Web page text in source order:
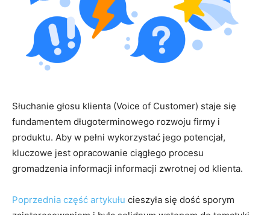
Słuchanie głosu klienta (Voice of Customer) staje się
fundamentem długoterminowego rozwoju firmy i
produktu. Aby w pełni wykorzystać jego potencjał,
kluczowe jest opracowanie ciągłego procesu
gromadzenia informacji informacji zwrotnej od klienta.
Poprzednia część artykułu cieszyła się dość sporym